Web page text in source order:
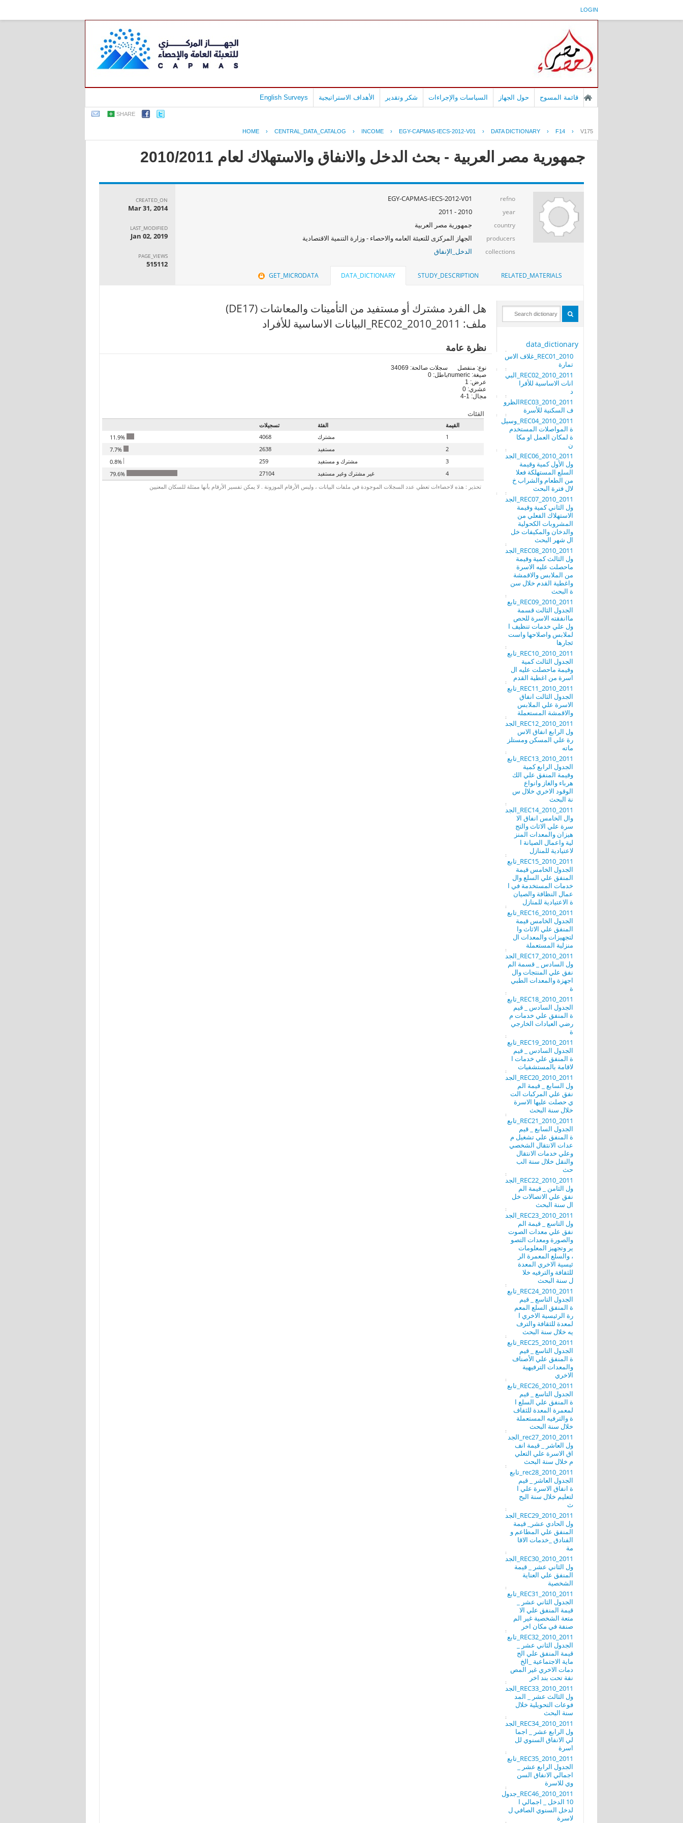
LOGIN
قائمة المسوح حول الجهاز السياسات والإجراءات شكر وتقدير الأهداف الاستراتيجية English Surveys
SHARE
HOME › CENTRAL_DATA_CATALOG › INCOME › EGY-CAPMAS-IECS-2012-V01 › DATA DICTIONARY › F14 › V175
جمهورية مصر العربية - بحث الدخل والانفاق والاستهلاك لعام 2010/2011
refno
EGY-CAPMAS-IECS-2012-V01
year
2010 - 2011
country جمهورية مصر العربية
producers الجهاز المركزى للتعبئة العامه والاحصاء - وزارة التنمية الاقتصادية
collections الدخل_الإنفاق
CREATED_ON
Mar 31, 2014
LAST_MODIFIED
Jan 02, 2019
PAGE_VIEWS
515112
RELATED_MATERIALS
STUDY_DESCRIPTION
DATA_DICTIONARY
GET_MICRODATA
data_dictionary
REC01_2010_غلاف الاس
تمارة
REC02_2010_2011_البي
انات الاساسية للأفرا
د
REC03_2010_2011الظرو
ف السكنية للأسرة
REC04_2010_2011_وسيل
ة المواصلات المستخدم
ة لمكان العمل او مكا
ن
REC06_2010_2011_الجد
ول الأول كمية وقيمة
السلع المستهلكة فعلا
من الطعام والشراب خ
لال فترة البحث
REC07_2010_2011_الجد
ول الثاني كمية وقيمة
الاستهلاك الفعلي من
المشروبات الكحولية
والدخان والمكيفات خل
ال شهر البحث
REC08_2010_2011_الجد
ول الثالث كمية وقيمة
ماحصلت عليه الاسرة
من الملابس والاقمشة
واغطية القدم خلال سن
ة البحث
REC09_2010_2011_تابع
الجدول الثالت قسمة
ماانفقته الاسرة للحص
ول علي خدمات تنظيف ا
لملابس واصلاحها واست
ئجارها
REC10_2010_2011_تابع
الجدول الثالث كمية
وقيمة ماحصلت عليه ال
اسرة من اغطية القدم
REC11_2010_2011_تابع
الجدول الثالت انفاق
الاسرة علي الملابس
والاقمشة المستعملة
REC12_2010_2011_الجد
ول الرابع انفاق الاس
رة علي المسكن ومستلز
ماته
REC13_2010_2011_تابع
الجدول الرابع كمية
وقيمة المنفق علي الك
هرباء والغاز وانواع
الوقود الاخري خلال س
نة البحث
REC14_2010_2011_الجد
وال الخامس انفاق الا
سرة علي الاثاث والتج
هيزان والمعدات المنز
لية واعمال الصيانة ا
لاعتيادية للمنازل
REC15_2010_2011_تابع
الجدول الخامس قيمة
المنفق علي السلع وال
خدمات المستخدمة في ا
عمال النظافة والصيان
ة الاعتيادية للمنازل
REC16_2010_2011_تابع
الجدول الخامس قيمة
المنفق علي الاثاث وا
لتجهيزات والمعدات ال
منزلية المستعملة
REC17_2010_2011_الجد
ول السادس _ قسمة الم
نفق علي المنتجات وال
اجهزة والمعدات الطبي
ة
REC18_2010_2011_تابع
الجدول السادس _ قيم
ة المنفق علي خدمات م
رضي العيادات الخارجي
ة
REC19_2010_2011_تابع
الجدول السادس _ قيم
ة المنفق علي خدمات ا
لاقامة بالمستشفيات
REC20_2010_2011_الجد
ول السابع _ قيمة الم
نفق علي المركبات الت
ي حصلت عليها الاسرة
خلال سنة البحث
REC21_2010_2011_تابع
الجدول السابع _ قيم
ة المنفق علي تشغيل م
عدات الانتقال الشخصي
وعلي خدمات الانتقال
والنقل خلال سنة الب
حث
REC22_2010_2011_الجد
ول الثامن _ قيمة الم
نفق علي الاتصالات خل
ال سنة البحث
REC23_2010_2011_الجد
ول التاسع _ قيمة الم
نفق علي معدات الصوت
والصورة ومعدات التصو
ير وتجهيز المعلومات
، والسلع المعمرة الر
ئيسية الاخري المعدة
للثقافة والترفيه خلا
ل سنة البحث
REC24_2010_2011_تابع
الجدول التاسع _ قيم
ة المنفق السلع المعم
رة الرئيسية الاخري ا
لمعدة للثقافة والترف
يه خلال سنة البحث
REC25_2010_2011_تابع
الجدول التاسع _ قيم
ة المنفق علي الأصناف
والمعدات الترفيهية
الاخري
REC26_2010_2011_تابع
الجدول التاسع _ قيم
ة المنفق علي السلع ا
لمعمرة المعدة للثقاف
ة والترفيه المستعملة
خلال سنة البحث
rec27_2010_2011_الجد
ول العاشر _ قيمة انف
اق الاسرة علي التعلي
م خلال سنة البحث
rec28_2010_2011_تابع
الجدول العاشر _ قيم
ة انفاق الاسرة علي ا
لتعليم خلال سنة البح
ث
REC29_2010_2011_الجد
ول الحادي عشر_ قيمة
المنفق علي المطاعم و
الفنادق _خدمات الاقا
مة
REC30_2010_2011_الجد
ول الثاني عشر _ قيمة
المنفق علي العناية
الشخصية
REC31_2010_2011_تابع
الجدول الثاني عشر _
قيمة المنفق علي الا
متعة الشخصية غير الم
صنفة في مكان اخر
REC32_2010_2011_تابع
الجدول الثاني عشر _
قيمة المنفق علي الح
ماية الاجتماعية _الخ
دمات الاخري غير المص
نفة تحت بند اخر
REC33_2010_2011_الجد
ول الثالث عشر _ المد
فوعات التحويلية خلال
سنة البحث
REC34_2010_2011_الجد
ول الرابع عشر _ اجما
لي الانفاق السنوي لل
اسرة
REC35_2010_2011_تابع
الجدول الرابع عشر _
اجمالي الانفاق السن
وي للاسرة
REC46_2010_2011_جدول
10 الدخل _ اجمالي ا
لدخل السنوي الصافي ل
لاسرة
هل الفرد مشترك أو مستفيد من التأمينات والمعاشات (DE17)
ملف: REC02_2010_2011_البيانات الاساسية للأفراد
نظرة عامة
نوع: منفصل
صيغة: numeric
عرض: 1
عشري: 0
مجال: 1-4
سجلات صالحة: 34069
باطل: 0
الفئات
القيمة الفئة
تسجيلات
1
مشترك 4068
2
مستفيد 2638
3
مشترك و مستفيد 259
4
غير مشترك وغير مستفيد 27104
تحذير : هذه لاحصاءات تعطي عدد السجلات الموجودة في ملفات البيانات ، وليس الأرقام الموزونة . لا يمكن تفسير الأرقام بأنها ممثلة للسكان المعنيين